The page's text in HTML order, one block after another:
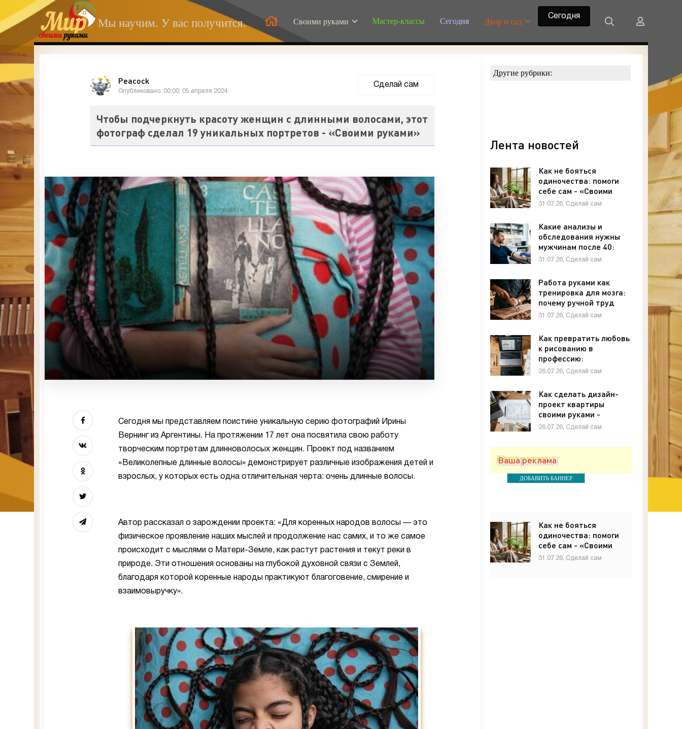
Мы научим. У вас получится. Своими руками Мастер-классы Сегодня Двор и сад
Сегодня
Peacock
Опубликовано: 00:00, 05 апреля 2024
Сделай сам
Чтобы подчеркнуть красоту женщин с длинными волосами, этот
фотограф сделал 19 уникальных портретов - «Своими руками»
Сегодня мы представляем поистине уникальную серию фотографий Ирины
Вернинг из Аргентины. На протяжении 17 лет она посвятила свою работу
творческим портретам длинноволосых женщин. Проект под названием
«Великолепные длинные волосы» демонстрирует различные изображения детей и
взрослых, у которых есть одна отличительная черта: очень длинные волосы.
Автор рассказал о зарождении проекта: «Для коренных народов волосы — это
физическое проявление наших мыслей и продолжение нас самих, и то же самое
происходит с мыслями о Матери-Земле, как растут растения и текут реки в
природе. Эти отношения основаны на глубокой духовной связи с Землей,
благодаря которой коренные народы практикуют благоговение, смирение и
взаимовыручку».
Другие рубрики:
Лента новостей
Как не бояться
одиночества: помоги
себе сам - «Своими
руками»
31.07.26, Сделай сам
Какие анализы и
обследования нужны
мужчинам после 40:
полный чек-лист -
31.07.26, Сделай сам
Работа руками как
тренировка для мозга:
почему ручной труд
полезен для памяти и
31.07.26, Сделай сам
Как превратить любовь
к рисованию в
профессию:
графический дизайн с
26.07.26, Сделай сам
Как сделать дизайн-
проект квартиры
своими руками -
«Своими руками»
26.07.26, Сделай сам
Ваша реклама
ДОБАВИТЬ БАННЕР
Как не бояться
одиночества: помоги
себе сам - «Своими
руками»
31.07.26, Сделай сам